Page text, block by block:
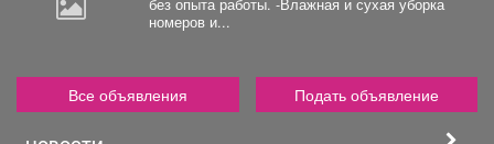
без опыта работы. -Влажная и сухая уборка
номеров и...
Все объявления Подать объявление